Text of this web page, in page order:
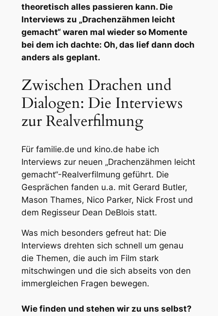
theoretisch alles passieren kann. Die
Interviews zu „Drachenzähmen leicht
gemacht“ waren mal wieder so Momente
bei dem ich dachte: Oh, das lief dann doch
anders als geplant.
Zwischen Drachen und
Dialogen: Die Interviews
zur Realverfilmung
Für familie.de und kino.de habe ich
Interviews zur neuen „Drachenzähmen leicht
gemacht“-Realverfilmung geführt. Die
Gesprächen fanden u.a. mit Gerard Butler,
Mason Thames, Nico Parker, Nick Frost und
dem Regisseur Dean DeBlois statt.
Was mich besonders gefreut hat: Die
Interviews drehten sich schnell um genau
die Themen, die auch im Film stark
mitschwingen und die sich abseits von den
immergleichen Fragen bewegen.
Wie finden und stehen wir zu uns selbst?